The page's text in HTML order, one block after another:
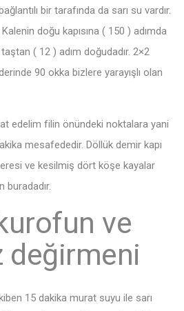
bir tarafında da sarı su vardır.
doğu kapısına ( 150 ) adımda
( 12 ) adım doğudadır. 2×2
90 okka bizlere yarayışlı olan
edelim filin önündeki noktalara yani
mesafededir. Döllük demir kapı
ve kesilmiş dört köşe kayalar
buradadır.
ve
değirmeni
15 dakika murat suyu ile sarı